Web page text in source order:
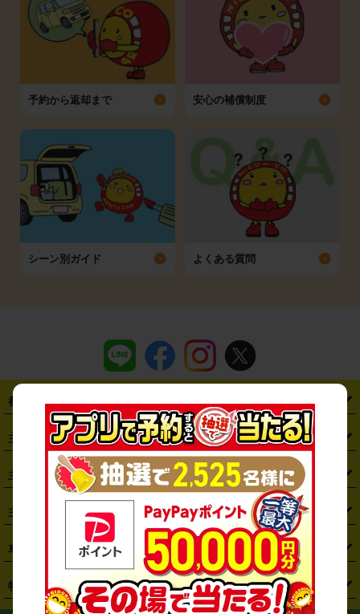
予約から返却まで 安心の補償制度
シーン別ガイド よくある質問
都道府県から探す
・ 北海道 ・青森県 ・岩手県 ・宮城県 ・秋田県 ・山形県
・東京都 ・神奈川県 ・埼玉県 ・千葉県 ・
・ 栃木県 ・群馬県 ・山梨県 ・愛知県 ・静岡県 ・岐阜県
・ 新潟県 富山県 ・石川県 ・福井県 ・大阪府
京都府 滋賀県 ・和歌山県 ・ 奈良県 ・三重県
・島根県 ・岡山県 ・広島県 ・山口県 ・徳島県
香川県 ・愛媛県 ・高知県 ・福岡県 ・佐賀県 ・長崎県
主要駅から探す
・ 札幌駅 ・仙台駅 ・新宿駅 ・池袋駅 ・渋谷駅 東京駅
・川崎駅 ・大宮駅 ・西船橋駅 ・柏駅 ・名古屋駅
・ 難波駅 三宮駅 ・京都駅 ・ 広島駅 ・博多駅
・ 那覇空港駅
主要空港から探す
・ 新千歳空港 仙台空港
・ 羽田空港
・ 中部国際空港セントレア 関西国際空港
・ 大阪国際空港（伊丹空港） ・神戸空港
主要都市から探す
・仙台市
・さいたま市
・ 横浜市 ・川崎市
車種から探す
・コンパクトカー ・ステーションワゴン・セダン
ミニバン・ワンボックス ・ 高級ミニバン・ワンボックス
特徴から探す